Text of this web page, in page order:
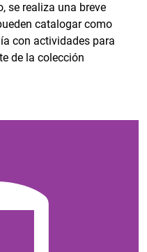
se realiza una breve
catalogar como
con actividades para
de la colección